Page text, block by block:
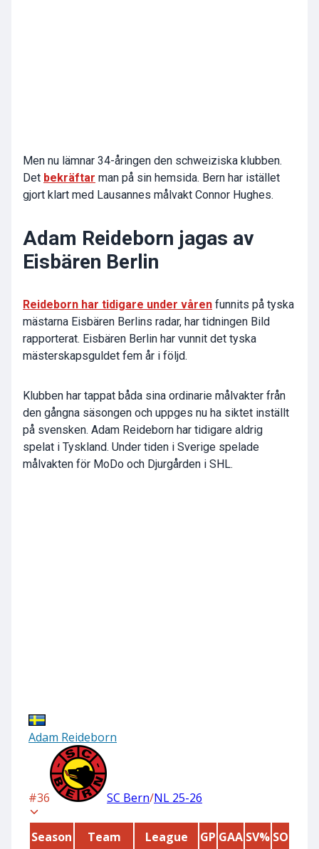
Men nu lämnar 34-åringen den schweiziska klubben.
Det bekräftar man på sin hemsida. Bern har istället
gjort klart med Lausannes målvakt Connor Hughes.
Adam Reideborn jagas av
Eisbären Berlin
Reideborn har tidigare under våren funnits på tyska
mästarna Eisbären Berlins radar, har tidningen Bild
rapporterat. Eisbären Berlin har vunnit det tyska
mästerskapsguldet fem år i följd.
Klubben har tappat båda sina ordinarie målvakter från
den gångna säsongen och uppges nu ha siktet inställt
på svensken. Adam Reideborn har tidigare aldrig
spelat i Tyskland. Under tiden i Sverige spelade
målvakten för MoDo och Djurgården i SHL.